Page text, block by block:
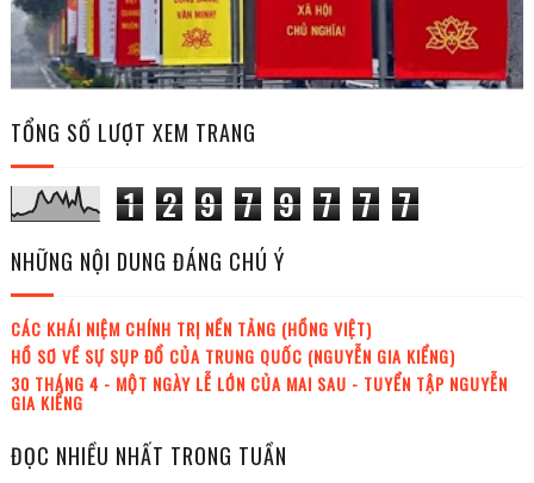
TỔNG SỐ LƯỢT XEM TRANG
1 2 9 7 9 7 7 7
NHỮNG NỘI DUNG ĐÁNG CHÚ Ý
CÁC KHÁI NIỆM CHÍNH TRỊ NỀN TẢNG (HỒNG VIỆT)
HỒ SƠ VỀ SỰ SỤP ĐỔ CỦA TRUNG QUỐC (NGUYỄN GIA KIỂNG)
30 THÁNG 4 - MỘT NGÀY LỄ LỚN CỦA MAI SAU - TUYỂN TẬP NGUYỄN
GIA KIỂNG
ĐỌC NHIỀU NHẤT TRONG TUẦN